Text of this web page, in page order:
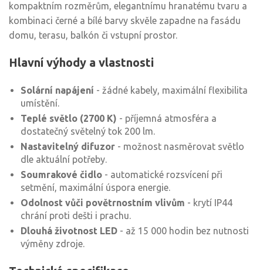
kompaktním rozměrům, elegantnímu hranatému tvaru a
kombinaci černé a bílé barvy skvěle zapadne na fasádu
domu, terasu, balkón či vstupní prostor.
Hlavní výhody a vlastnosti
Solární napájení - žádné kabely, maximální flexibilita
umístění.
Teplé světlo (2700 K) - příjemná atmosféra a
dostatečný světelný tok 200 lm.
Nastavitelný difuzor - možnost nasměrovat světlo
dle aktuální potřeby.
Soumrakové čidlo - automatické rozsvícení při
setmění, maximální úspora energie.
Odolnost vůči povětrnostním vlivům - krytí IP44
chrání proti dešti i prachu.
Dlouhá životnost LED - až 15 000 hodin bez nutnosti
výměny zdroje.